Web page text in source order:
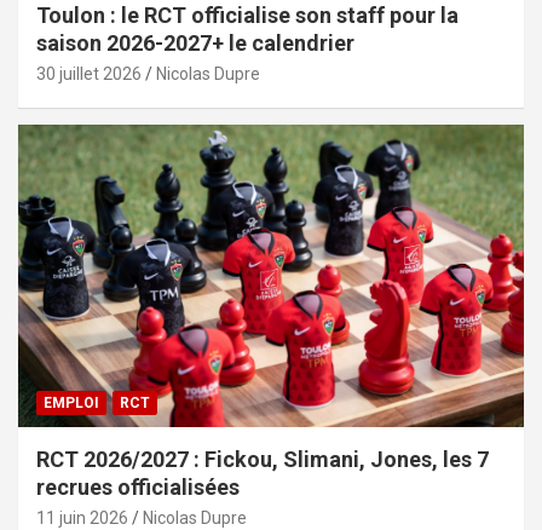
Toulon : le RCT officialise son staff pour la
saison 2026-2027+ le calendrier
30 juillet 2026 Nicolas Dupre
EMPLOI RCT
RCT 2026/2027 : Fickou, Slimani, Jones, les 7
recrues officialisées
11 juin 2026 Nicolas Dupre